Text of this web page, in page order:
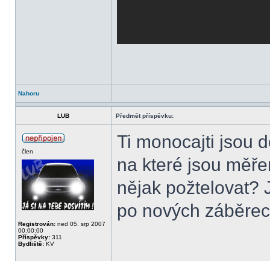
Nahoru
LUB Předmět příspěvku:
člen
Registrován: ned 05. srp 2007
00:00:00
Příspěvky: 311
Bydliště: KV
Ti monocajti jsou
na které jsou
nějak požtelovat?
po nových